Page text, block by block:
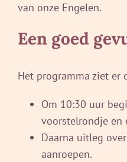
van onze Engelen.
Een goed
Het programma ziet er
Om 10:30 uur
voorstelrondje en
Daarna uitleg
aanroepen.